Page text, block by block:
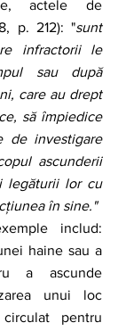
actele de
p. 212): "sunt
infractorii le
sau după
care au drept
să împiedice
de investigare
ascunderii
legăturii lor cu
în sine."
haine sau a
a ascunde
unui loc
pentru